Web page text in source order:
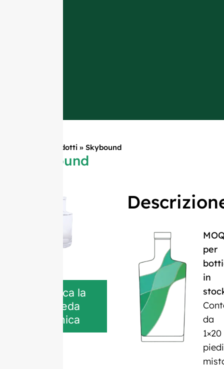
Prodotti» Skybound
Skybound
Scarica la
scheda
tecnica
per
in
da
1×20
piedi